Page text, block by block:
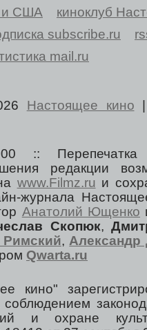
и США
киноклуб
subscribe.ru
mail.ru
Настоящее кино
:: Перепечатка
редакции
www.Filmz.ru и
журнала
Анатолий Ющенко
Скопюк,
, Александр
Qwarta.ru
кино"
и охране